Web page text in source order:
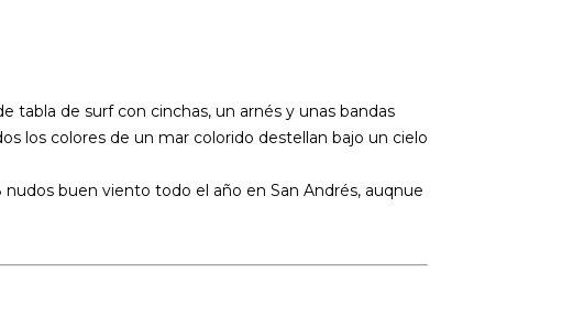
tabla de surf con cinchas, un arnés y unas bandas
los colores de un mar colorido destellan bajo un cielo
buen viento todo el año en San Andrés, auqnue